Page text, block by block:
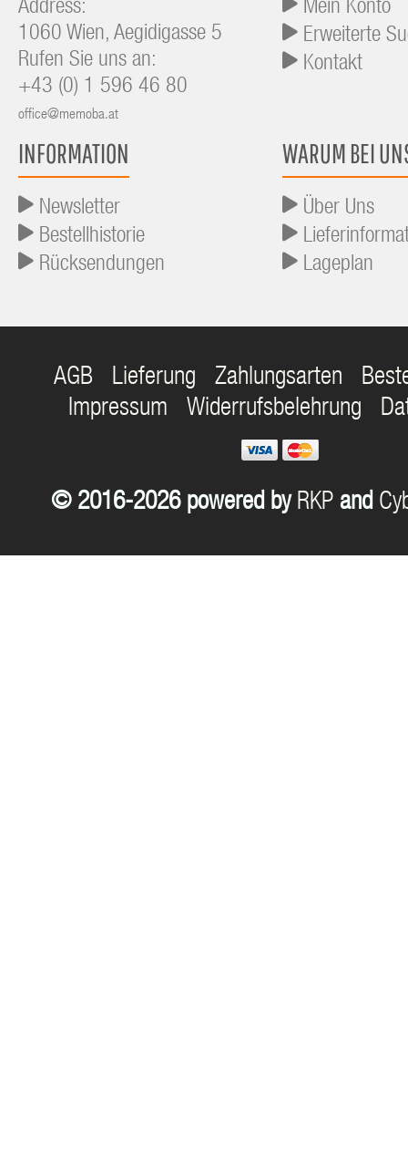
Address:
1060 Wien, Aegidigasse 5
Rufen Sie uns an:
+43 (0) 1 596 46 80
office@memoba.at
Mein Konto
Erweiterte
Kontakt
INFORMATION
Newsletter
Bestellhistorie
Rücksendungen
WARUM BEI
Über Uns
Lageplan
AGB Lieferung Zahlungsarten
Impressum
Widerrufsbelehrung
© 2016-2026 powered by RKP and